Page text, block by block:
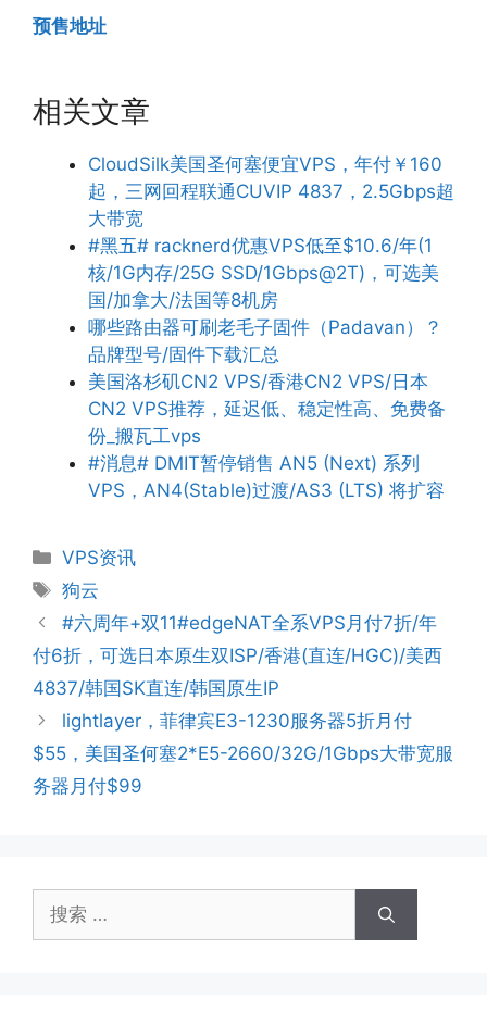
预售地址
相关文章
CloudSilk美国圣何塞便宜VPS，年付￥160
起，三网回程联通CUVIP 4837，2.5Gbps超
大带宽
#黑五# racknerd优惠VPS低至$10.6/年(1
核/1G内存/25G SSD/1Gbps@2T)，可选美
国/加拿大/法国等8机房
哪些路由器可刷老毛子固件（Padavan）？
品牌型号/固件下载汇总
美国洛杉矶CN2 VPS/香港CN2 VPS/日本
CN2 VPS推荐，延迟低、稳定性高、免费备
份_搬瓦工vps
#消息# DMIT暂停销售 AN5 (Next) 系列
VPS，AN4(Stable)过渡/AS3 (LTS) 将扩容
分
类
VPS资讯
标
签
狗云
#六周年+双11#edgeNAT全系VPS月付7折/年
付6折，可选日本原生双ISP/香港(直连/HGC)/美西
4837/韩国SK直连/韩国原生IP
lightlayer，菲律宾E3-1230服务器5折月付
$55，美国圣何塞2*E5-2660/32G/1Gbps大带宽服
务器月付$99
索：